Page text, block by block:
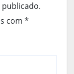
publicado.
com *